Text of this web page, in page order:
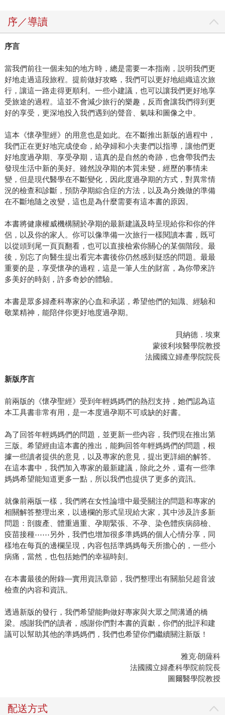
序／導讀
序言
當我們前往一個未知的地方時，總是需要一本指南，説明我們更
好地走過這段旅程。提前做好攻略，我們可以更好地組織這次旅
行，讓這一路走得更順利。一些小建議，也可以讓我們更好地享
受旅途的過程。這並不會減少旅行的樂趣，反而會讓我們得到更
好的享受，更深地投入我們遇到的聲音、氣味和圖像之中。
這本《懷孕聖經》的用意也是如此。在不斷推出新版的過程中，
我們正在更好地完成使命，給孕婦和小夫妻們以指導，讓他們更
好地度過孕期、享受孕期，這真的是自然的奇跡，也會帶我們去
發現生活中新的美好。雖然說孕期的本質未變，經歷的事情未
變，但是現代醫學在不斷變化，因此度過孕期的方式，對異常情
況的檢查和診斷，預防孕期綜合症的方法，以及為分娩做的準備
在不斷地隨之改變，這也是為什麼需要有這本書的原因。
本書將健康權威機構關於孕期的最新建議及時呈現給你和你的伴
侶，以及你的家人。你可以像準備一次旅行一樣閱讀本書，既可
以從頭到尾一頁頁翻看，也可以直接檢索你關心的某個階段。最
後，別忘了向醫生提出看完本書後你仍然感到疑惑的問題。最最
重要的是，享受懷孕的過程，這是一筆人生的財富，為你帶來許
多美好的時刻，許多奇妙的體驗。
本書是眾多婦產科專家的心血和承諾，希望他們的知識、經驗和
敬業精神，能陪伴你更好地度過孕期。
貝納德．埃東
蒙彼利埃醫學院教授
法國國立婦產學院院長
新版序言
前兩版的《懷孕聖經》受到年輕媽媽們的熱烈支持，她們認為這
本工具書非常有用，是一本度過孕期不可或缺的好書。
為了回答年輕媽媽們的問題，並更新一些內容，我們現在推出第
三版。希望經由這本書的推出，能夠回答年輕媽媽們的問題，根
據一些讀者提供的意見，以及專家的意見，提出更詳細的解答。
在這本書中，我們加入專家的最新建議，除此之外，還有一些準
媽媽希望能知道更多一點，所以我們也提供了更多的資訊。
就像前兩版一樣，我們將在女性論壇中最受關注的問題和專家的
相關解答整理出來，以邊欄的形式呈現給大家，其中涉及許多新
問題：剖腹產、體重過重、孕期緊張、不孕、染色體疾病篩檢、
疫苗接種⋯⋯另外，我們也增加很多準媽媽的個人心情分享，同
樣地在每頁的邊欄呈現，內容包括準媽媽每天所擔心的，一些小
病痛，當然，也包括她們的幸福時刻。
在本書最後的附錄—實用資訊章節，我們整理出有關胎兒超音波
檢查的內容和資訊。
透過新版的發行，我們希望能夠做好專家與大眾之間溝通的橋
梁。感謝我們的讀者，感謝你們對本書的貢獻，你們的批評和建
議可以幫助其他的準媽媽們，我們也希望你們繼續關注新版！
雅克‧朗薩科
法國國立婦產科學院前院長
圖爾醫學院教授
配送方式